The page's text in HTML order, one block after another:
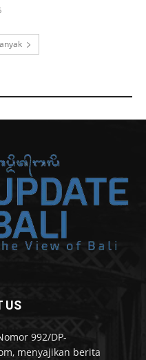
US
992/DP-
menyajikan berita